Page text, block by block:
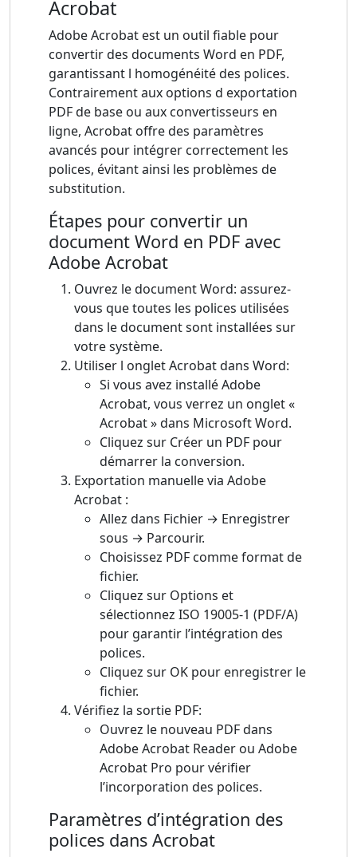
Acrobat
Adobe Acrobat est un outil fiable pour
convertir des documents Word en PDF,
garantissant l homogénéité des polices.
Contrairement aux options d exportation
PDF de base ou aux convertisseurs en
ligne, Acrobat offre des paramètres
avancés pour intégrer correctement les
polices, évitant ainsi les problèmes de
substitution.
Étapes pour convertir un
document Word en PDF avec
Adobe Acrobat
Ouvrez le document Word: assurez-
vous que toutes les polices utilisées
dans le document sont installées sur
votre système.
Utiliser l onglet Acrobat dans Word:
Si vous avez installé Adobe
Acrobat, vous verrez un onglet «
Acrobat » dans Microsoft Word.
Cliquez sur Créer un PDF pour
démarrer la conversion.
Exportation manuelle via Adobe
Acrobat :
Allez dans Fichier → Enregistrer
sous → Parcourir.
Choisissez PDF comme format de
fichier.
Cliquez sur Options et
sélectionnez ISO 19005-1 (PDF/A)
pour garantir l’intégration des
polices.
Cliquez sur OK pour enregistrer le
fichier.
Vérifiez la sortie PDF:
Ouvrez le nouveau PDF dans
Adobe Acrobat Reader ou Adobe
Acrobat Pro pour vérifier
l’incorporation des polices.
Paramètres d’intégration des
polices dans Acrobat